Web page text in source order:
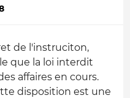
de l'instruciton,
que la loi interdit
affaires en cours.
disposition est une